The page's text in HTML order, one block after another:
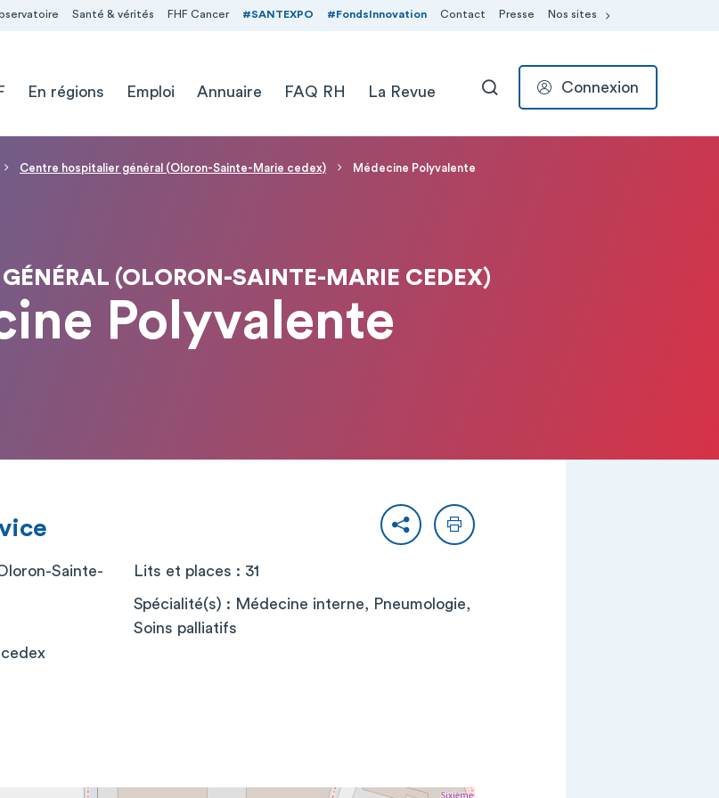
Santé & vérités FHF Cancer #SANTEXPO #FondsInnovation Contact Presse Nos sites
En régions Emploi Annuaire FAQ RH La Revue RECHERCHER
Connexion
Centre hospitalier général (Oloron-Sainte-Marie cedex) Médecine Polyvalente
(OLORON-SAINTE-MARIE CEDEX)
Polyvalente
PartagerImprimer
Sainte-
Lits et places : 31
Spécialité(s) : Médecine interne, Pneumologie,
Soins palliatifs